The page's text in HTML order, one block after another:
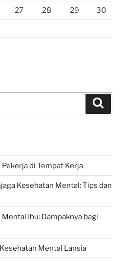
27 28 29 30
di Tempat Kerja
Kesehatan Mental: Tips dan
Ibu: Dampaknya bagi
Mental Lansia